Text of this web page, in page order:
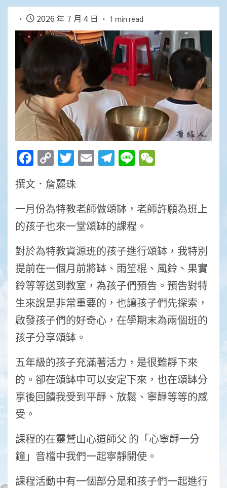
2026 年 7 月 4 日 1 min read
Facebook
Copy
Link
Twitter
EmailTelegram
Line
撰文．詹麗珠
一月份為特教老師做頌缽，老師許願為班上
的孩子也來一堂頌缽的課程。
對於為特教資源班的孩子進行頌缽，我特別
提前在一個月前將缽、雨笙棍、風鈴、果實
鈴等等送到教室，為孩子們預告。預告對特
生來說是非常重要的，也讓孩子們先探索，
啟發孩子們的好奇心，在學期末為兩個班的
孩子分享頌缽。
五年級的孩子充滿著活力，是很難靜下來
的。卻在頌缽中可以安定下來，也在頌缽分
享後回饋我受到平靜、放鬆、寧靜等等的感
受。
課程的在靈鷲山心道師父 的「心寧靜一分
鐘」音檔中我們一起寧靜開使。
課程活動中有一個部分是和孩子們一起進行